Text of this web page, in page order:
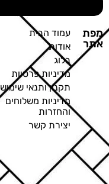
מפת
אתר
עמוד הבית
אודות
בלוג
מדיניות פרטיות
תקנון ותנאי שימוש
מדיניות משלוחים
והחזרות
יצירת קשר